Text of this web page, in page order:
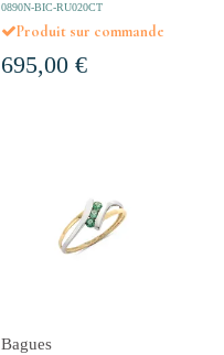
0890N-BIC-RU020CT
Produit sur commande
695,00 €
Bagues